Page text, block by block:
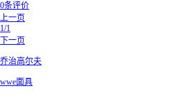
0条评价
上一页
1/1
下一页
乔治高尔夫
wwe面具